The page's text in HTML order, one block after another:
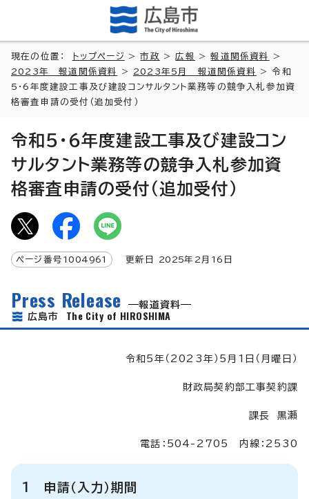
現在の位置： トップページ >市政 >広報 >報道関係資料
>
2023年 報道関係資料
> 2023年5月 報道関係資料
> 令和
5・6年度建設工事及び建設コンサルタント業務等の競争入札参加資
格審査申請の受付（追加受付）
令和5・6年度建設工事及び建設コン
サルタント業務等の競争入札参加資
格審査申請の受付（追加受付）
ページ番号 1004961 更新日 2025年2月 16 日
Press Release
報道資料
広島市 The City of HIROSHIMA
令和5年（2023年）5月1日（月曜日）
財政局契約部工事契約課
課長 黒瀬
電話：504-2705 内線：2530
1 申請（入力）期間